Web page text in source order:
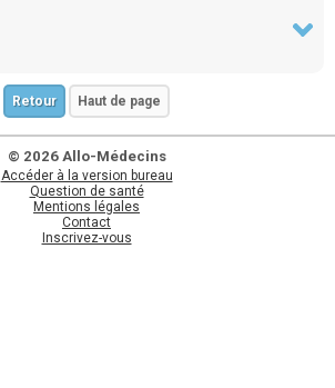
Retour Haut de page
© 2026 Allo-Médecins
Accéder à la version bureau
Question de santé
Mentions légales
Contact
Inscrivez-vous